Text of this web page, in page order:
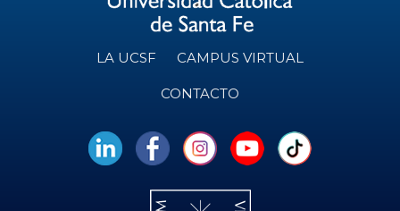
LA UCSF CAMPUS VIRTUAL
CONTACTO